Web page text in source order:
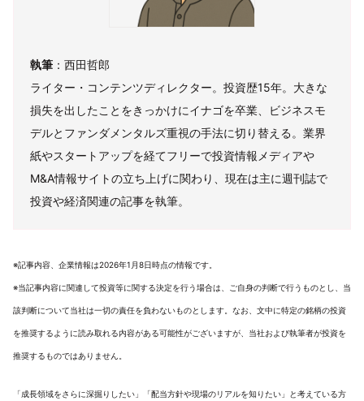
執筆 ：西田哲郎
ライター・コンテンツディレクター。投資歴15年。大きな
損失を出したことをきっかけにイナゴを卒業、ビジネスモ
デルとファンダメンタルズ重視の手法に切り替える。業界
紙やスタートアップを経てフリーで投資情報メディアや
M&A情報サイトの立ち上げに関わり、現在は主に週刊誌で
投資や経済関連の記事を執筆。
※記事内容、企業情報は2026年1月8日時点の情報です。
※当記事内容に関連して投資等に関する決定を行う場合は、ご自身の判断で行うものとし、当
該判断について当社は一切の責任を負わないものとします。なお、文中に特定の銘柄の投資
を推奨するように読み取れる内容がある可能性がございますが、当社および執筆者が投資を
推奨するものではありません。
「成長領域をさらに深掘りしたい」「配当方針や現場のリアルを知りたい」と考えている方